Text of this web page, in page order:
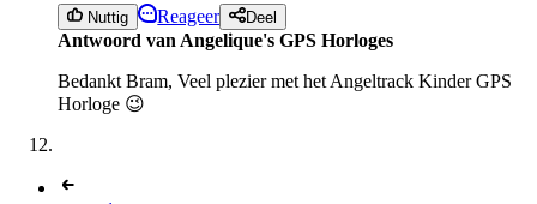
Nuttig Reageer Deel
Antwoord van Angelique's GPS Horloges
Bedankt Bram, Veel plezier met het Angeltrack Kinder GPS
Horloge 😉